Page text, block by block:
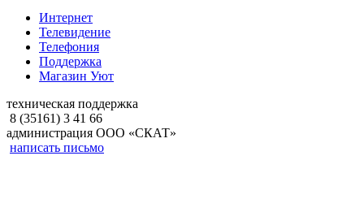
Интернет
Телевидение
Телефония
Поддержка
Магазин Уют
техническая поддержка
8 (35161) 3 41 66
администрация ООО «СКАТ»
написать письмо